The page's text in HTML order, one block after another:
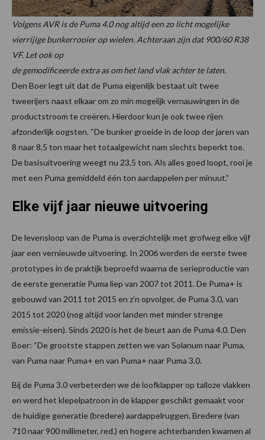
Volgens AVR is de Puma 4.0 nog altijd een zo licht mogelijke
vierrijige bunkerrooier op wielen. Achteraan zijn dat 900/60 R38
VF. Let ook op
de gemodificeerde extra as om het land vlak achter te laten.
Den Boer legt uit dat de Puma eigenlijk bestaat uit twee
tweerijers naast elkaar om zo min mogelijk vernauwingen in de
productstroom te creëren. Hierdoor kun je ook twee rijen
afzonderlijk oogsten. “De bunker groeide in de loop der jaren van
8 naar 8,5 ton maar het totaalgewicht nam slechts beperkt toe.
De basisuitvoering weegt nu 23,5 ton. Als alles goed loopt, rooi je
met een Puma gemiddeld één ton aardappelen per minuut.”
Elke vijf jaar nieuwe uitvoering
De levensloop van de Puma is overzichtelijk met grofweg elke vijf
jaar een vernieuwde uitvoering. In 2006 werden de eerste twee
prototypes in de praktijk beproefd waarna de serieproductie van
de eerste generatie Puma liep van 2007 tot 2011. De Puma+ is
gebouwd van 2011 tot 2015 en z’n opvolger, de Puma 3.0, van
2015 tot 2020 (nog altijd voor landen met minder strenge
emissie-eisen). Sinds 2020 is het de beurt aan de Puma 4.0. Den
Boer: “De grootste stappen zetten we van Solanum naar Puma,
van Puma naar Puma+ en van Puma+ naar Puma 3.0.
Bij de Puma 3.0 verbeterden we de loofklapper op talloze vlakken
en werd het klepelpatroon in de klapper geschikt gemaakt voor
de huidige generatie (bredere) aardappelruggen. Bredere (van
710 naar 900 millimeter, red.) en hogere achterbanden kwamen al